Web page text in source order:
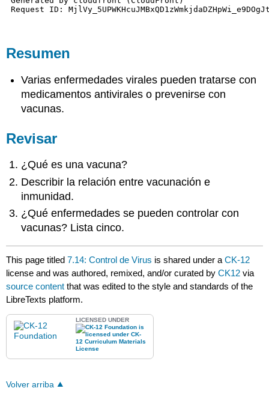
Resumen
Varias enfermedades virales pueden tratarse con
medicamentos antivirales o prevenirse con
vacunas.
Revisar
¿Qué es una vacuna?
Describir la relación entre vacunación e
inmunidad.
¿Qué enfermedades se pueden controlar con
vacunas? Lista cinco.
This page titled7.14: Control de Virus is shared under aCK-12
license and was authored, remixed, and/or curated byCK12 via
source content that was edited to the style and standards of the
LibreTexts platform.
LICENSED UNDER
Volver arriba